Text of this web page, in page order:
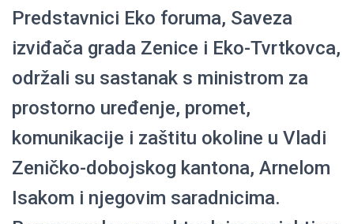
Predstavnici Eko foruma, Saveza
izviđača grada Zenice i Eko-Tvrtkovca,
održali su sastanak s ministrom za
prostorno uređenje, promet,
komunikacije i zaštitu okoline u Vladi
Zeničko-dobojskog kantona, Arnelom
Isakom i njegovim saradnicima.